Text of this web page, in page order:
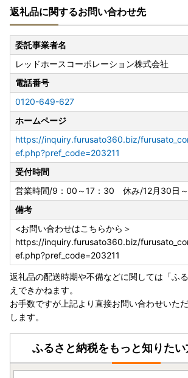
返礼品に関するお問い合わせ先
委託事業者名
レッドホースコーポレーション株式会社
電話番号
0120-649-627
ホームページ
https://inquiry.furusato360.biz/
ef.php?pref_code=203211
受付時間
営業時間/9：00～17：30 休み/12月30日
備考
<お問い合わせはこちらから＞
https://inquiry.furusato360.biz/
ef.php?pref_code=203211
返礼品の配送時期や不備などに関しては「ふ
えできかねます。
お手数ですが上記より直接お問い合わせいた
します。
ふるさと納税をもっと知りたい